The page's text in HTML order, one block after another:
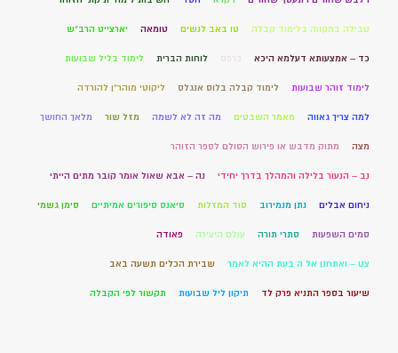
טבילה במקווה בלימוד קבלה טו באב לנשים טומאה יארצייט הרב"ש
כד – אמצעותא דעלמא היכא לוחות הברית לימוד בליל שבועות
לימוד זוהר שבועות לימוד קבלה בלוס אנגלס ליקוטי מוהר"ן להורדה
למה צריך גאווה מאמר השבטים מה זה לא לשמה מזל שור מלאך החושך
מצה מתוק מדבש או פירוש הסולם לספר הזוהר
נב – הנעור בלילה והמהלך בדרך יחידי נה – אבא שאול אומר קובר מתים הייתי
ניחום אבלים נתן מנמירוב סוד המזלות סיאנס סיפורים אמיתיים סימן גשמי
סמים השפעות סתרי תורה עולם היצירה פאודה
צט – ואתחנן אל ה בעת ההיא לאמר שבירת הכלים תשעה באב
שיעור בספר התניא פרק לד תיקון ליל שבועות תקשור לפי הקבלה